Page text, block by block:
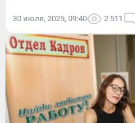
30 июля, 2025, 09:40 2 511